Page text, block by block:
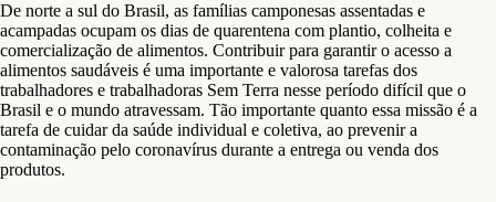
De norte a sul do Brasil, as famílias camponesas assentadas e
acampadas ocupam os dias de quarentena com plantio, colheita e
comercialização de alimentos. Contribuir para garantir o acesso a
alimentos saudáveis é uma importante e valorosa tarefas dos
trabalhadores e trabalhadoras Sem Terra nesse período difícil que o
Brasil e o mundo atravessam. Tão importante quanto essa missão é a
tarefa de cuidar da saúde individual e coletiva, ao prevenir a
contaminação pelo coronavírus durante a entrega ou venda dos
produtos.